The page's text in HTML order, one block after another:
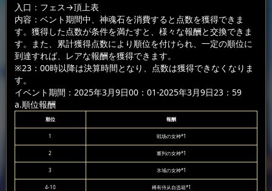
入口：フェス→頂上表
内容：ベント期間中、神魂石を消費すると点数を獲得できま
す。獲得した点数が条件を満たすと、様々な報酬と交換できま
す。また、累計獲得点数により順位を付けられ、一定の順位に
到達すれば、レアな報酬を獲得できます。
※23：00時以降は決算時間となり、点数は獲得できなくなりま
す。
イベント期間：2025年3月9日00：01-2025年3月9日23：59
a.順位報酬
順位 報酬
1 戦场の女神*1
2 審判の女神*1
3 氷域の女神*1
4-10 稀有侍从自选箱*1